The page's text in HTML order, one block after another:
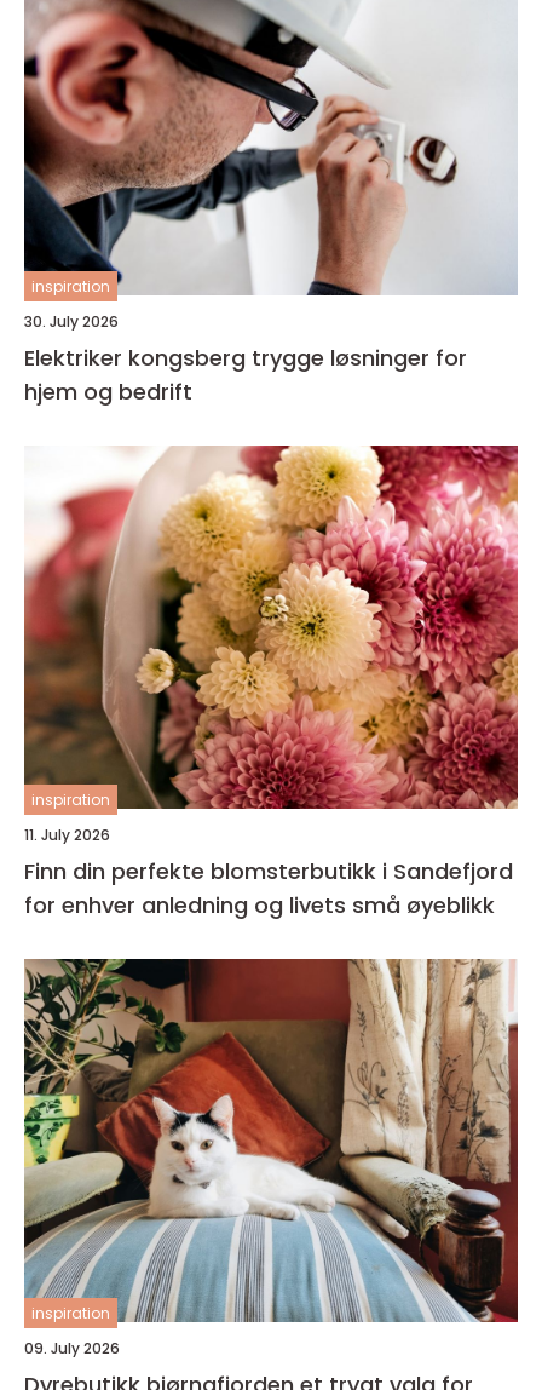
inspiration
30. July 2026
Elektriker kongsberg trygge løsninger for
hjem og bedrift
inspiration
11. July 2026
Finn din perfekte blomsterbutikk i Sandefjord
for enhver anledning og livets små øyeblikk
inspiration
09. July 2026